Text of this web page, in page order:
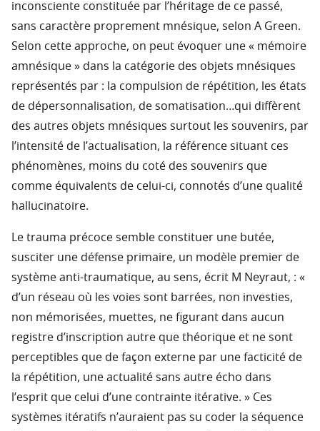
inconsciente constituée par l’héritage de ce passé,
sans caractère proprement mnésique, selon A Green.
Selon cette approche, on peut évoquer une « mémoire
amnésique » dans la catégorie des objets mnésiques
représentés par : la compulsion de répétition, les états
de dépersonnalisation, de somatisation…qui diffèrent
des autres objets mnésiques surtout les souvenirs, par
l’intensité de l’actualisation, la référence situant ces
phénomènes, moins du coté des souvenirs que
comme équivalents de celui-ci, connotés d’une qualité
hallucinatoire.
Le trauma précoce semble constituer une butée,
susciter une défense primaire, un modèle premier de
système anti-traumatique, au sens, écrit M Neyraut, : «
d’un réseau où les voies sont barrées, non investies,
non mémorisées, muettes, ne figurant dans aucun
registre d’inscription autre que théorique et ne sont
perceptibles que de façon externe par une facticité de
la répétition, une actualité sans autre écho dans
l’esprit que celui d’une contrainte itérative. » Ces
systèmes itératifs n’auraient pas su coder la séquence